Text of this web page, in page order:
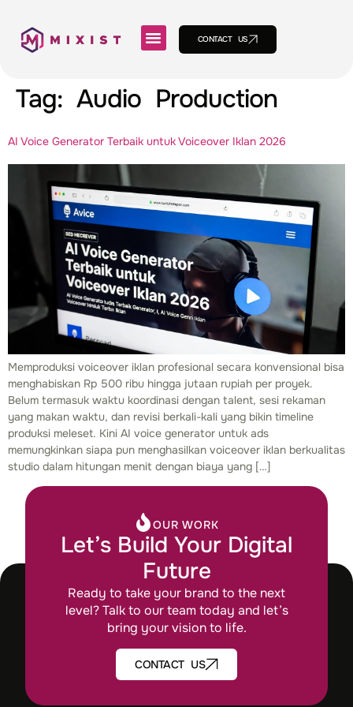
CONTACT US
Tag: Audio Production
AI Voice Generator Terbaik untuk Voiceover Iklan 2026
Memproduksi voiceover iklan profesional secara konvensional bisa
menghabiskan Rp 500 ribu hingga jutaan rupiah per proyek.
Belum termasuk waktu koordinasi dengan talent, sesi rekaman
yang makan waktu, dan revisi berkali-kali yang bikin timeline
produksi meleset. Kini AI voice generator untuk ads
memungkinkan siapa pun menghasilkan voiceover iklan berkualitas
studio dalam hitungan menit dengan biaya yang […]
OUR WORK
Let’s Build Your Digital
Future
Ready to take your brand to the next
level? Talk to our team today and let’s
bring your vision to life.
CONTACT US